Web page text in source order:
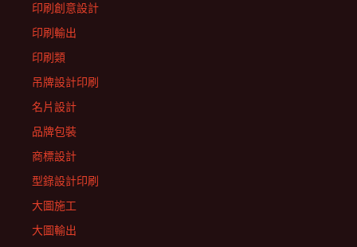
印刷創意設計
印刷輸出
印刷類
吊牌設計印刷
名片設計
品牌包裝
商標設計
型錄設計印刷
大圖施工
大圖輸出